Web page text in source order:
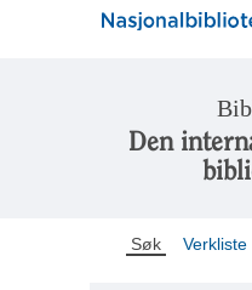
Den
Søk Verkliste